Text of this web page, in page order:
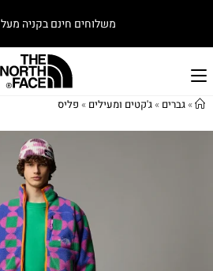
משלוחים חינם בקניה מעל 249 ש"ח
»גברים »ג'קטים ומעילים » פליס